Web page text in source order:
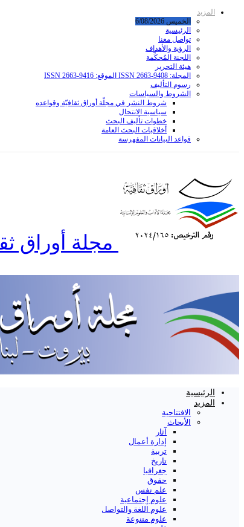
المزيد
الخميس 6/08/2026
الرئيسية
تواصل معنا
الرؤية والأهداف
اللجنة المُحكِّمة
هيئة التحرير
المجلة: ISSN 2663-9408 الموقع: ISSN 2663-9416
رسوم التأليف
الشروط والسياسات
شروط النشر في مجلّة أوراق ثقافيّة وقواعده
سياسية الانتحال
خطوات تأليف البحث
أخلاقيات البحث العامة
قواعد البیانات المفهرسة
مجلة أوراق
الرئيسية
المزيد
الافتتاحية
الأبحاث
آثار
إدارة أعمال
تربية
تاريخ
جغرافيا
حقوق
علم نفس
علوم إجتماعية
علوم اللغة والتواصل
علوم متنوعة